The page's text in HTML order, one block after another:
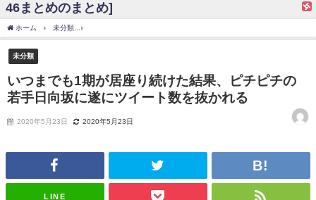
そう！？
日向坂46まとめのまとめ / 【日向坂46】富田鈴花、次の事務所が決まって
そう！？
ハ！』ミーグリ日程がこちら
乃木坂あんてな ～乃木坂46・欅坂46・日向坂46のニュース・情報・話題
をピックアップ / 日向坂46卒業後初共演！佐々木久美さん、師匠オードリー若
林さんと再会した結果･･･【激レアさんを連れてきた。】
欅坂46/日向坂46まとめのまとめ / 『anan』の表紙の櫻坂46さん、多様性
の時代だと話題に
wwwwwwwwwwww
日向坂46まとめのまとめ / 筒井あやめ、アレをチラリ。こういう偶然の方
46まとめのまとめ]
ホーム 未分類
未分類
いつまでも1期が居座り続けた結果、ピチピチの
若手日向坂に遂にツイート数を抜かれる
2020年5月23日 2020年5月23日
LINE